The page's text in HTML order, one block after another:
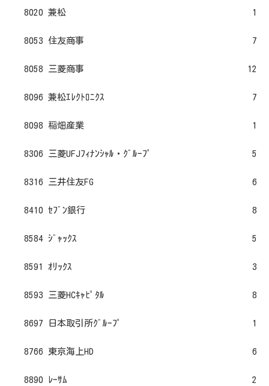
8020 兼松 1
8053 住友商事 7
8058 三菱商事 12
8096 兼松ｴﾚｸﾄﾛﾆｸｽ 7
8098 稲畑産業 1
8306 三菱UFJﾌｨﾅﾝｼｬﾙ・ｸﾞﾙｰﾌﾟ 5
8316 三井住友FG 6
8410 ｾﾌﾞﾝ銀行 8
8584 ｼﾞｬｯｸｽ 5
8591 ｵﾘｯｸｽ 3
8593 三菱HCｷｬﾋﾟﾀﾙ 8
8697 日本取引所ｸﾞﾙｰﾌﾟ 1
8766 東京海上HD 6
8890 ﾚｰｻﾑ 2